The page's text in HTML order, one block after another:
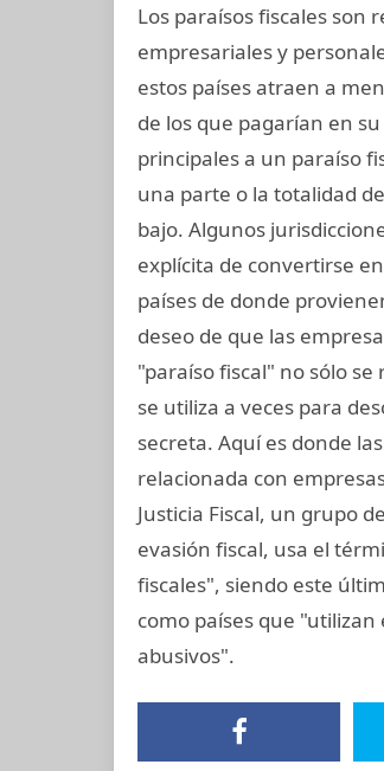
Los paraísos fiscales son
empresariales y
estos países atraen a
de los que pagarían en
principales a un paraíso
una parte o la totalidad
bajo. Algunos
explícita de convertirse
países de donde
deseo de que las
"paraíso fiscal" no sólo
se utiliza a veces para
secreta. Aquí es donde
relacionada con
Justicia Fiscal, un grupo
evasión fiscal, usa el
fiscales", siendo este
como países que
abusivos".